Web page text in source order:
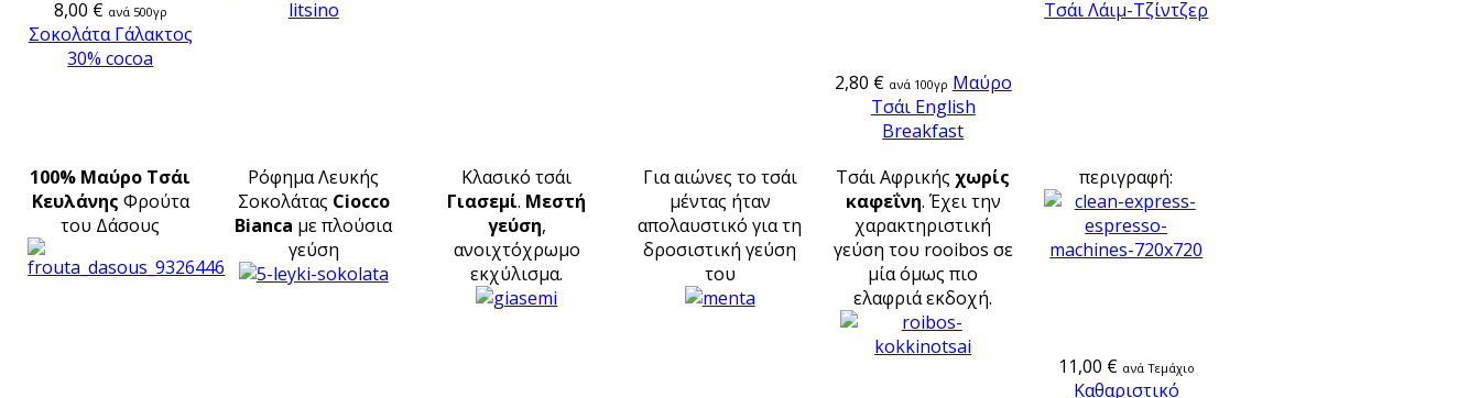
8,00 € ανά 500γρ
Σοκολάτα Γάλακτος
30% cocoa
litsino
2,80 € ανά 100γρ Μαύρο
Τσάι English
Breakfast
Τσάι Λάιμ-Τζίντζερ
100% Μαύρο Τσάι
Κευλάνης Φρούτα
του Δάσους
Ρόφημα Λευκής
Σοκολάτας Ciocco
Bianca με πλούσια
γεύση
Κλασικό τσάι
Γιασεμί. Μεστή
γεύση,
ανοιχτόχρωμο
εκχύλισμα.
Για αιώνες το τσάι
μέντας ήταν
απολαυστικό για τη
δροσιστική γεύση
του
Τσάι Αφρικής χωρίς
καφεΐνη. Έχει την
χαρακτηριστική
γεύση του rooibos σε
μία όμως πιο
ελαφριά εκδοχή.
περιγραφή:
11,00 € ανά Τεμάχιο
Καθαριστικό